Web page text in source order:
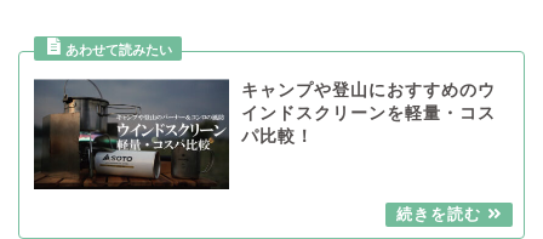
キャンプや登山におすすめのウ
インドスクリーンを軽量・コス
パ比較！